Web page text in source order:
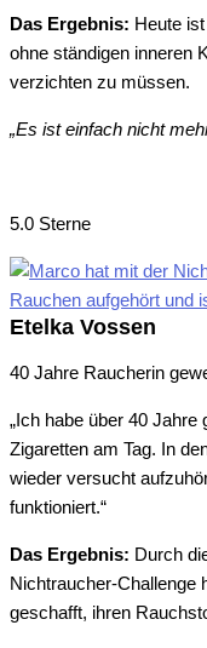
Das Ergebnis: Heute
ohne ständigen inneren
verzichten zu müssen.
„Es ist einfach nicht
5.0 Sterne
Etelka Vossen
40 Jahre Raucherin
„Ich habe über 40
Zigaretten am Tag. In
wieder versucht
funktioniert.“
Das Ergebnis: Durch
Nichtraucher-Challenge
geschafft, ihren